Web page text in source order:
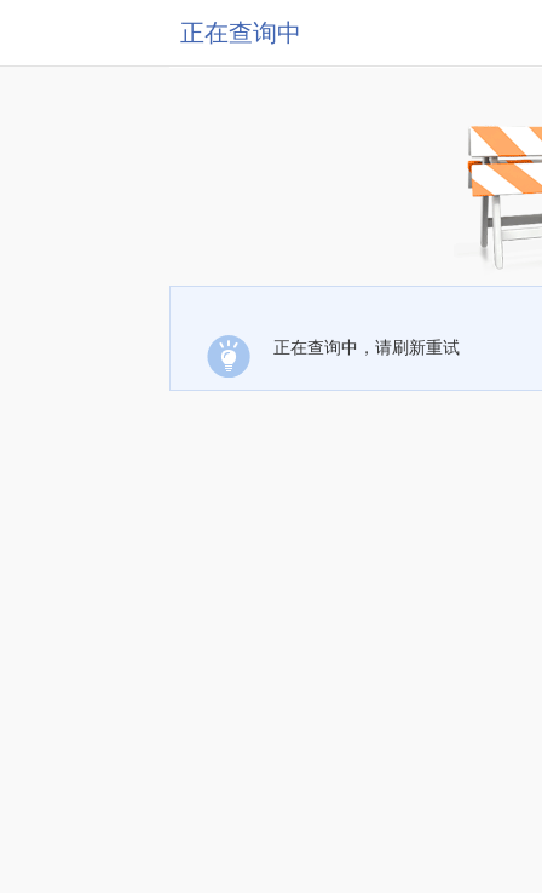
正在查询中
正在查询中，请刷新重试